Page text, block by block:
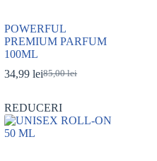
POWERFUL
PREMIUM PARFUM
100ML
85,00lei
Prețul
a
fost:
34,99leiPrețul
este:
34,99 lei.
REDUCERI